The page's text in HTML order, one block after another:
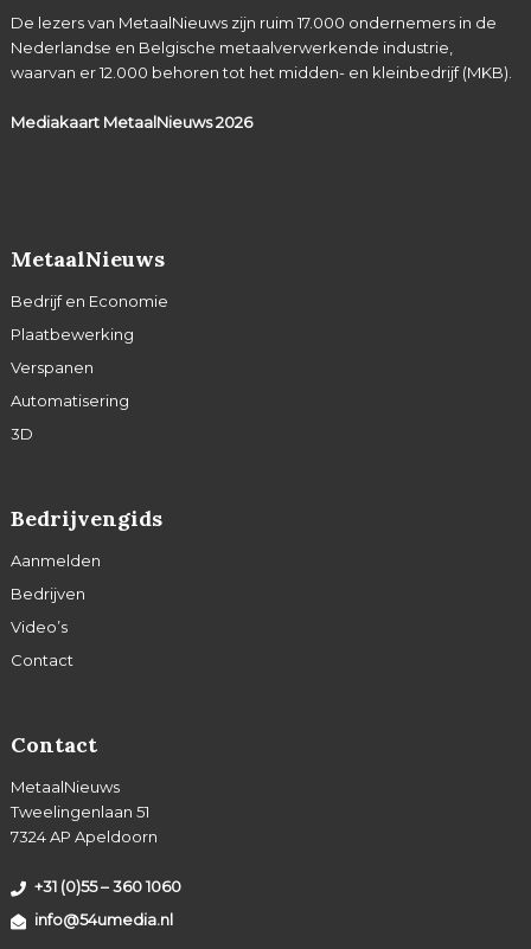
De lezers van MetaalNieuws zijn ruim 17.000 ondernemers in de
Nederlandse en Belgische metaalverwerkende industrie,
waarvan er 12.000 behoren tot het midden- en kleinbedrijf (MKB).
Mediakaart MetaalNieuws2026
MetaalNieuws
Bedrijf en Economie
Plaatbewerking
Verspanen
Automatisering
3D
Bedrijvengids
Aanmelden
Bedrijven
Video’s
Contact
Contact
MetaalNieuws
Tweelingenlaan 51
7324 AP Apeldoorn
+31 (0)55 – 360 1060
info@54umedia.nl